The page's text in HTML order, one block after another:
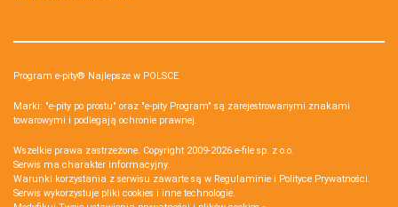
Program e-pity® Najlepsze w POLSCE.
Marki: "e-pity po prostu" oraz "e-pity Program" są zarejestrowanymi znakami
towarowymi i podlegają ochronie prawnej.
Wszelkie prawa zastrzeżone. Copyright 2009-2026 e-file sp. z o.o.
Serwis ma charakter informacyjny.
Warunki korzystania z serwisu zawarte są w Regulaminie i Polityce Prywatności.
Serwis wykorzystuje pliki cookies i inne technologie.